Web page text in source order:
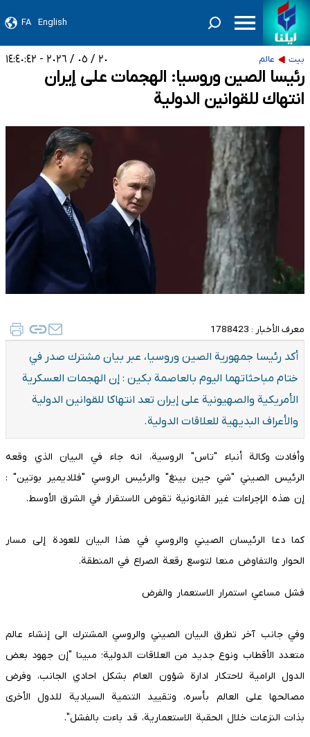
English
FA
بيت عالم ٢٠ / ٠٥ / ٢٠٢٦ - ١٤:٤٠:٤٢
رئيسا الصين وروسيا: الهجمات على إيران
انتهاك للقوانين الدولية
معرف الأخبار : 1788423
أكد رئيسا جمهوریة الصين وروسيا، عبر بيان مشترك صدر في
ختام مباحثاتهما اليوم بالعاصمة بكين : إن الهجمات العسكرية
الأمريكية والصهيونية على إيران تعد انتهاكا للقوانين الدولية
والأعراف البديهية للعلاقات الدولية.
وأفادت وكالة أنباء "تاس" الروسية، انه جاء في البيان الذي وقعه
الرئيس الصيني "شي جين بينغ" والرئيس الروسي "فلاديمير بوتين" :
إن هذه الإجراءات غير القانونية تقوض الاستقرار في الشرق الأوسط.
كما دعا الرئيسان الصيني والروسي في هذا البيان للعودة إلى مسار
الحوار والتفاوض منعا لتوسع رقعة الصراع في المنطقة.
فشل مساعي استمرار الاستعمار والفرض
وفي جانب آخر تطرق البيان الصيني والروسي المشترك الى إنشاء عالم
متعدد الأقطاب ونوع جديد من العلاقات الدولية؛ مبينا "إن جهود بعض
الدول الرامية لاحتكار ادارة شؤون العام بشكل احادي الجانب، وفرض
مصالحها على العالم بأسره، وتقييد التنمية السيادية للدول الأخرى
بذات النزعات خلال الحقبة الاستعمارية، قد باءت بالفشل".